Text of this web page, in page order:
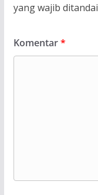
yang wajib ditandai
Komentar*